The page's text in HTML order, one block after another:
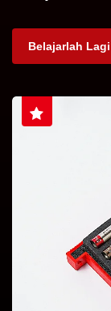
Belajarlah Lagi